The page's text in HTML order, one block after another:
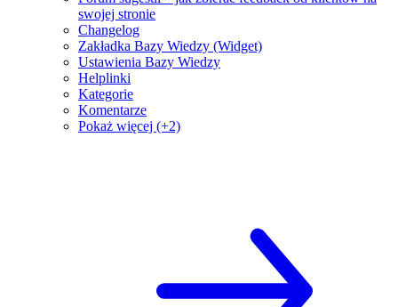
swojej stronie
Changelog
Zakładka Bazy Wiedzy (Widget)
Ustawienia Bazy Wiedzy
Helplinki
Kategorie
Komentarze
Pokaż więcej (+2)